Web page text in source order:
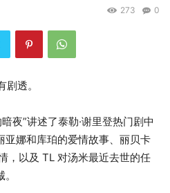
0
273
透。
夜”讲述了泰勒·谢里登热门剧中
亚娜和库珀的爱情故事、丽贝卡
，以及 TL 对汤米最近去世的任